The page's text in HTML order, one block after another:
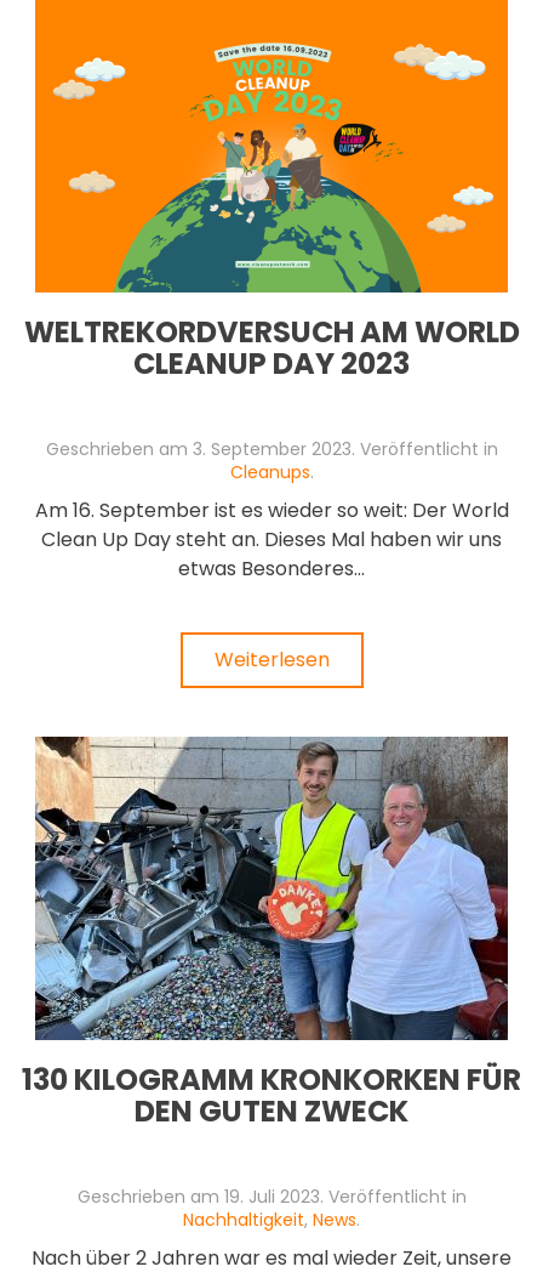
WELTREKORDVERSUCH AM WORLD
CLEANUP DAY 2023
Geschrieben am 3. September 2023. Veröffentlicht in
Cleanups.
Am 16. September ist es wieder so weit: Der World
Clean Up Day steht an. Dieses Mal haben wir uns
etwas Besonderes...
Weiterlesen
130 KILOGRAMM KRONKORKEN FÜR
DEN GUTEN ZWECK
Geschrieben am 19. Juli 2023. Veröffentlicht in
Nachhaltigkeit, News.
Nach über 2 Jahren war es mal wieder Zeit, unsere